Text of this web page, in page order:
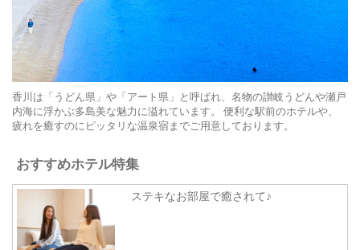
香川は「うどん県」や「アート県」と呼ばれ、名物の讃岐うどんや瀬戸
内海に浮かぶ多島美な魅力に溢れています。 便利な駅前のホテルや、
疲れを癒すのにピッタリな温泉宿までご用意しております。
おすすめホテル特集
ステキなお部屋で癒されて♪